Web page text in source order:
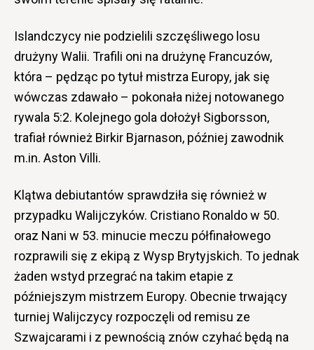
Islandczycy nie podzielili szczęśliwego losu
drużyny Walii. Trafili oni na drużynę Francuzów,
która – pędząc po tytuł mistrza Europy, jak się
wówczas zdawało – pokonała niżej notowanego
rywala 5:2. Kolejnego gola dołożył Sigborsson,
trafiał również Birkir Bjarnason, później zawodnik
m.in. Aston Villi.
Klątwa debiutantów sprawdziła się również w
przypadku Walijczyków. Cristiano Ronaldo w 50.
oraz Nani w 53. minucie meczu półfinałowego
rozprawili się z ekipą z Wysp Brytyjskich. To jednak
żaden wstyd przegrać na takim etapie z
późniejszym mistrzem Europy. Obecnie trwający
turniej Walijczycy rozpoczęli od remisu ze
Szwajcarami i z pewnością znów czyhać będą na